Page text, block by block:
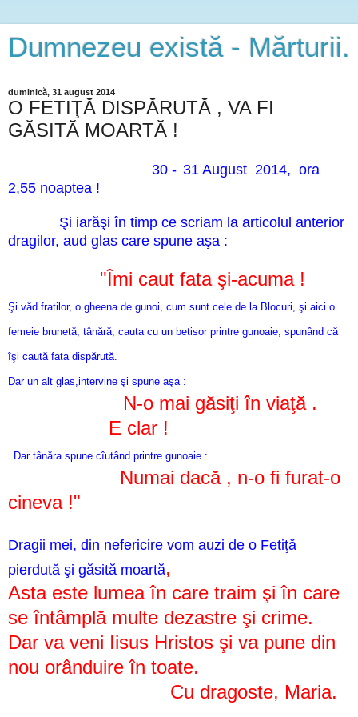
Dumnezeu există - Mărturii.
duminică, 31 august 2014
O FETIŢĂ DISPĂRUTĂ , VA FI
GĂSITĂ MOARTĂ !
30 - 31 August 2014, ora
2,55 noaptea !
Şi iarăşi în timp ce scriam la articolul anterior
dragilor, aud glas care spune aşa :
"Îmi caut fata şi-acuma !
Şi văd fratilor, o gheena de gunoi, cum sunt cele de la Blocuri, şi aici o
femeie brunetă, tânără, cauta cu un betisor printre gunoaie, spunând că
îşi caută fata dispărută.
Dar un alt glas,intervine şi spune aşa :
N-o mai găsiţi în viaţă .
E clar !
Dar tânăra spune cîutând printre gunoaie :
Numai dacă , n-o fi furat-o
cineva !"
Dragii mei, din nefericire vom auzi de o Fetiţă
pierdută şi găsită moartă,
Asta este lumea în care traim şi în care
se întâmplă multe dezastre şi crime.
Dar va veni Iisus Hristos şi va pune din
nou orânduire în toate.
Cu dragoste, Maria.